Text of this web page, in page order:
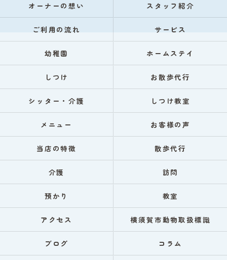
オーナーの想い スタッフ紹介
ご利用の流れ サービス
幼稚園 ホームステイ
しつけ お散歩代行
シッター・介護 しつけ教室
メニュー お客様の声
当店の特徴 散歩代行
介護 訪問
預かり 教室
アクセス 横須賀市動物取扱標識
ブログ コラム